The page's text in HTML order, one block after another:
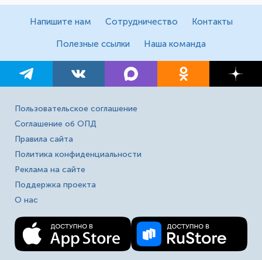
Напишите нам Сотрудничество Контакты
Полезные ссылки Наша команда
Пользовательское соглашение
Соглашение об ОПД
Правила сайта
Политика конфиденциальности
Реклама на сайте
Поддержка проекта
О нас